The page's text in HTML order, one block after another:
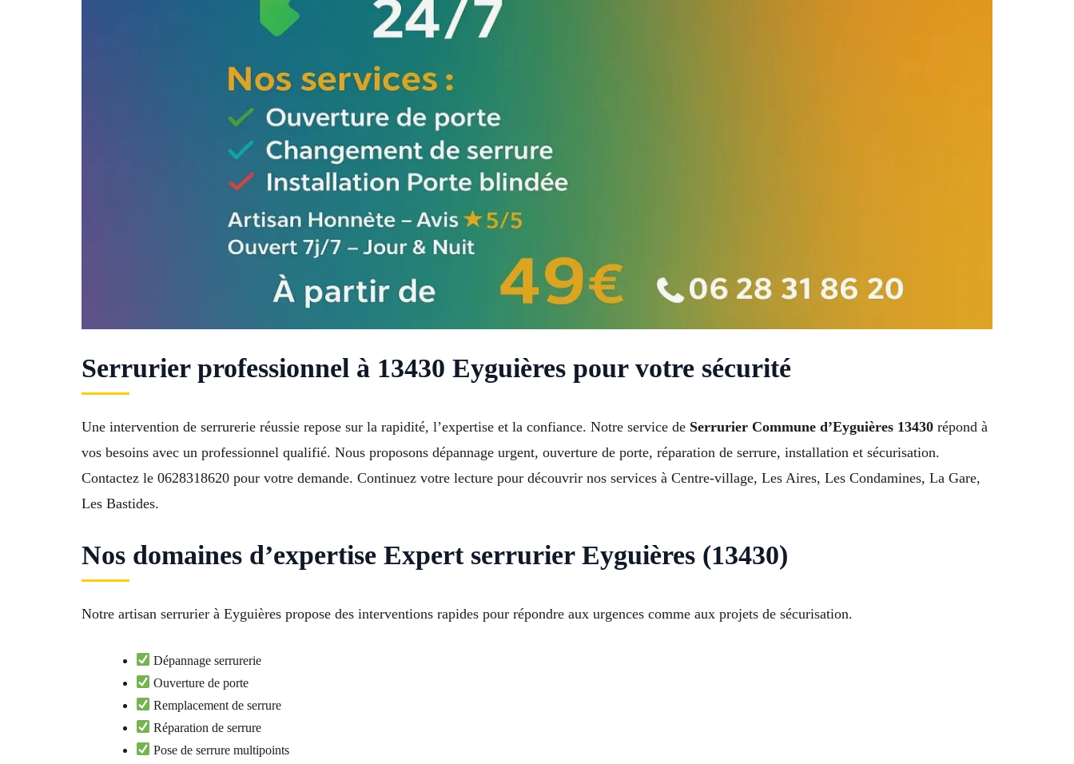
Serrurier professionnel à 13430 Eyguières pour votre sécurité
Une intervention de serrurerie réussie repose sur la rapidité, l’expertise et la confiance. Notre service de Serrurier Commune d’Eyguières 13430 répond à
vos besoins avec un professionnel qualifié. Nous proposons dépannage urgent, ouverture de porte, réparation de serrure, installation et sécurisation.
Contactez le 0628318620 pour votre demande. Continuez votre lecture pour découvrir nos services à Centre-village, Les Aires, Les Condamines, La Gare,
Les Bastides.
Nos domaines d’expertise Expert serrurier Eyguières (13430)
Notre artisan serrurier à Eyguières propose des interventions rapides pour répondre aux urgences comme aux projets de sécurisation.
Dépannage serrurerie
Ouverture de porte
Remplacement de serrure
Réparation de serrure
Pose de serrure multipoints